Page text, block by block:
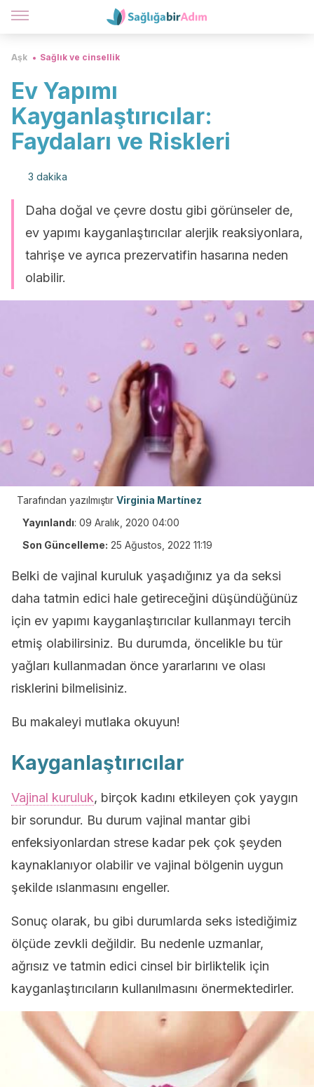
Aşk Sağlık ve cinsellik
Ev Yapımı
Kayganlaştırıcılar:
Faydaları ve Riskleri
3 dakika
Daha doğal ve çevre dostu gibi görünseler de,
ev yapımı kayganlaştırıcılar alerjik reaksiyonlara,
tahrişe ve ayrıca prezervatifin hasarına neden
olabilir.
Tarafından yazılmıştır Virginia Martínez
Yayınlandı: 09 Aralık, 2020 04:00
Son Güncelleme: 25 Ağustos, 2022 11:19
Belki de vajinal kuruluk yaşadığınız ya da seksi
daha tatmin edici hale getireceğini düşündüğünüz
için ev yapımı kayganlaştırıcılar kullanmayı tercih
etmiş olabilirsiniz. Bu durumda, öncelikle bu tür
yağları kullanmadan önce yararlarını ve olası
risklerini bilmelisiniz.
Bu makaleyi mutlaka okuyun!
Kayganlaştırıcılar
Vajinal kuruluk, birçok kadını etkileyen çok yaygın
bir sorundur. Bu durum vajinal mantar gibi
enfeksiyonlardan strese kadar pek çok şeyden
kaynaklanıyor olabilir ve vajinal bölgenin uygun
şekilde ıslanmasını engeller.
Sonuç olarak, bu gibi durumlarda seks istediğimiz
ölçüde zevkli değildir. Bu nedenle uzmanlar,
ağrısız ve tatmin edici cinsel bir birliktelik için
kayganlaştırıcıların kullanılmasını önermektedirler.